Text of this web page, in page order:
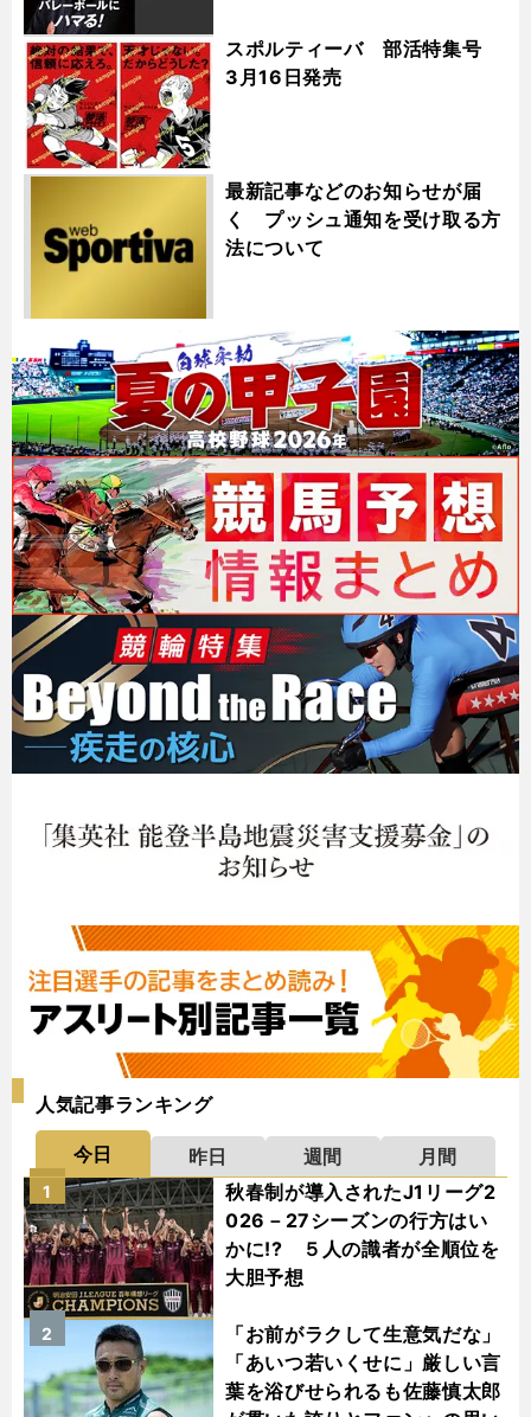
スポルティーバ 部活特集号
3月16日発売
最新記事などのお知らせが届
く プッシュ通知を受け取る方
法について
人気記事ランキング
今日 昨日 週間
月間
秋春制が導入されたJ1リーグ2
026－27シーズンの行方はい
かに!? ５人の識者が全順位を
大胆予想
1
「お前がラクして生意気だな」
「あいつ若いくせに」厳しい言
葉を浴びせられるも佐藤慎太郎
2